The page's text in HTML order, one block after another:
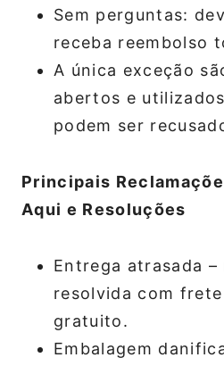
Sem perguntas:
receba reembolso
A única exceção
abertos e
podem ser
Principais
Aqui e Resoluções
Entrega atrasada
resolvida com
gratuito.
Embalagem